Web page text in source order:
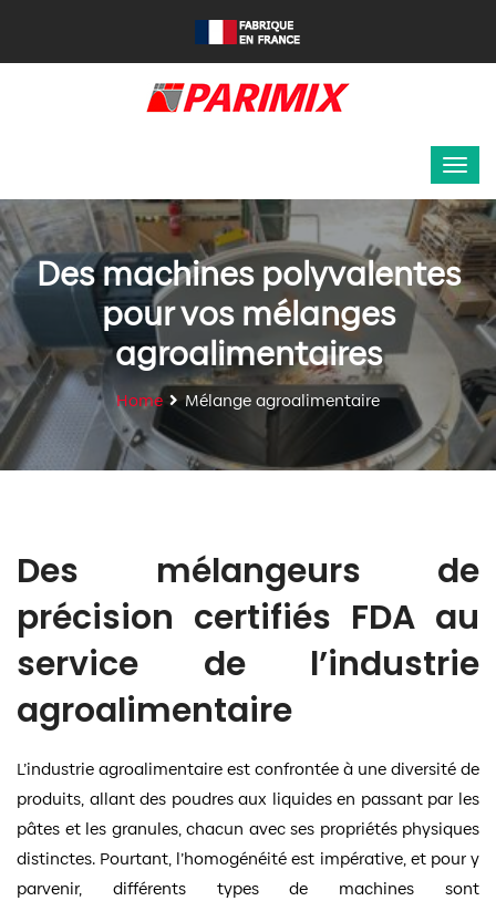
Des machines polyvalentes
pour vos mélanges
agroalimentaires
Home Mélange agroalimentaire
Des mélangeurs de
précision certifiés FDA au
service de l’industrie
agroalimentaire
L’industrie agroalimentaire est confrontée à une diversité de
produits, allant des poudres aux liquides en passant par les
pâtes et les granules, chacun avec ses propriétés physiques
distinctes. Pourtant, l’homogénéité est impérative, et pour y
parvenir, différents types de machines sont